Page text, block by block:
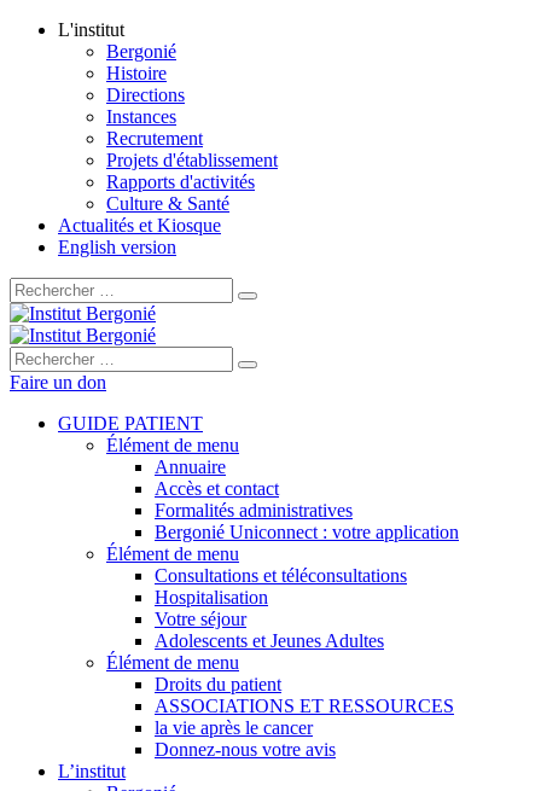
L'institut
Bergonié
Histoire
Directions
Instances
Recrutement
Projets d'établissement
Rapports d'activités
Culture & Santé
Actualités et Kiosque
English version
Rechercher :
Rechercher :
Faire un don
GUIDE PATIENT
Élément de menu
Annuaire
Accès et contact
Formalités administratives
Bergonié Uniconnect : votre application
Élément de menu
Consultations et téléconsultations
Hospitalisation
Votre séjour
Adolescents et Jeunes Adultes
Élément de menu
Droits du patient
ASSOCIATIONS ET RESSOURCES
la vie après le cancer
Donnez-nous votre avis
L’institut